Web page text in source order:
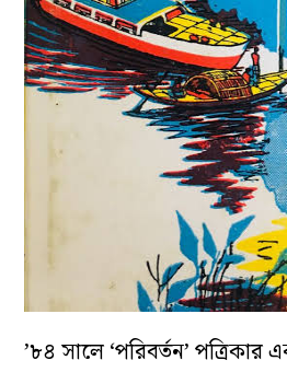
’৮৪ সালে ‘পরিবর্তন’ পত্রিকার